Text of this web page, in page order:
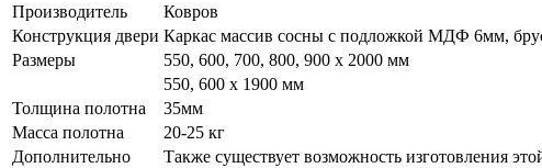
Производитель
Ковров
Конструкция двери Каркас массив сосны с подложкой МДФ 6мм,
Размеры
550, 600, 700, 800, 900 x 2000 мм
550, 600 х 1900 мм
Толщина полотна
35мм
Масса полотна
20-25 кг
Дополнительно
Также существует возможность изготовления